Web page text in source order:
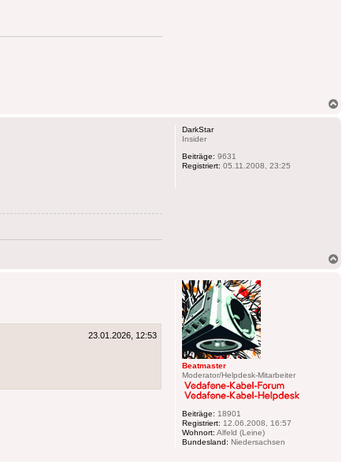
DarkStar
Insider
Beiträge: 9631
Registriert: 05.11.2008, 23:25
Beatmaster
Moderator/Helpdesk-Mitarbeiter
Beiträge: 18901
Registriert: 12.06.2008, 16:57
Wohnort: Alfeld (Leine)
Bundesland: Niedersachsen
23.01.2026, 12:53